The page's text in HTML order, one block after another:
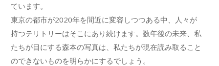
ています。
東京の都市が2020年を間近に変容しつつある中、人々が
持つテリトリーはそこにあり続けます。数年後の未来、私
たちが目にする森本の写真は、私たちが現在読み取ること
のできないものを明らかにするでしょう。